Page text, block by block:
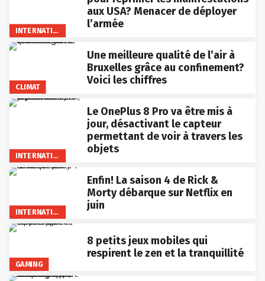
INTERNATIONAL
aux USA? Menacer de déployer
l’armée
CLIMAT
Une meilleure qualité de l’air à
Bruxelles grâce au confinement?
Voici les chiffres
INTERNATIONAL
Le OnePlus 8 Pro va être mis à
jour, désactivant le capteur
permettant de voir à travers les
objets
INTERNATIONAL
Enfin! La saison 4 de Rick &
Morty débarque sur Netflix en
juin
GAMING
8 petits jeux mobiles qui
respirent le zen et la tranquillité